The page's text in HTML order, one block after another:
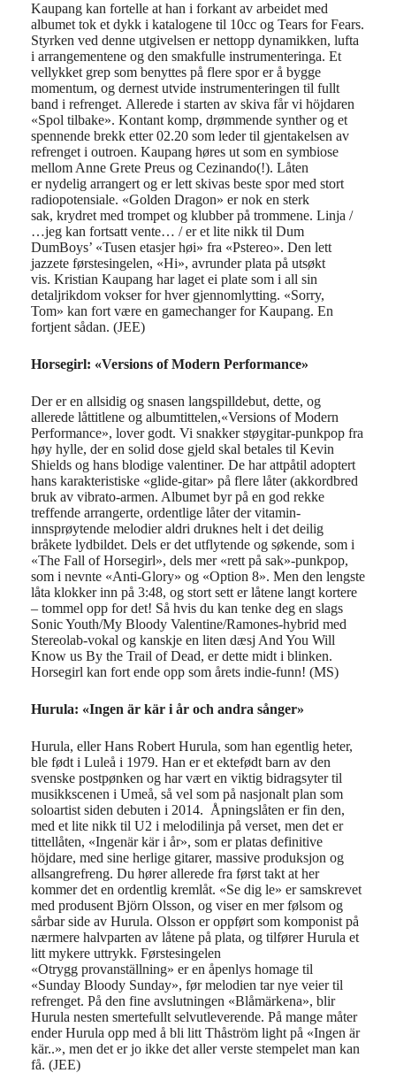
Kaupang kan fortelle at han i forkant av arbeidet med
albumet tok et dykk i katalogene til 10cc og Tears forFears.
Styrken ved denne utgivelsen er nettopp dynamikken, lufta
i arrangementene og den smakfulle instrumenteringa. Et
vellykket grep som benyttes på flere spor er å bygge
momentum, og dernest utvide instrumenteringen til fullt
band i refrenget. Allerede i starten av skiva får vi höjdaren
«Spol tilbake». Kontant komp, drømmende syntherog et
spennende brekk etter 02.20 som ledertil gjentakelsen av
refrenget i outroen. Kaupang høres ut som en symbiose
mellom Anne Grete Preus og Cezinando(!). Låten
ernydelig arrangert og er lett skivas beste spor med stort
radiopotensiale. «Golden Dragon» ernok en sterk
sak, krydret med trompet og klubber på trommene. Linja /
…jeg kan fortsatt vente… / er et lite nikk til Dum
DumBoys’ «Tusen etasjerhøi» fra «Pstereo». Den lett
jazzete førstesingelen, «Hi», avrunder plata på utsøkt
vis. Kristian Kaupang har laget ei plate som i all sin
detaljrikdom vokser for hver gjennomlytting. «Sorry,
Tom» kan fort være en gamechanger for Kaupang. En
fortjent sådan. (JEE)
Horsegirl: «Versions of Modern Performance»
Der er en allsidig og snasen langspilldebut, dette, og
allerede låttitlene og albumtittelen,«Versions of Modern
Performance», lover godt. Vi snakker støygitar-punkpop fra
høy hylle, der en solid dose gjeld skal betales til Kevin
Shields og hans blodige valentiner. De har attpåtil adoptert
hans karakteristiske «glide-gitar» på flere låter (akkordbred
bruk av vibrato-armen. Albumet byr på en god rekke
treffende arrangerte, ordentlige låter der vitamin-
innsprøytende melodier aldri druknes helt i det deilig
bråkete lydbildet. Dels er det utflytende og søkende, som i
«The Fall of Horsegirl», dels mer «rett på sak»-punkpop,
som i nevnte «Anti-Glory» og «Option 8». Men den lengste
låta klokker inn på 3:48, og stort sett er låtene langt kortere
– tommel opp for det! Så hvis du kan tenke deg en slags
Sonic Youth/My Bloody Valentine/Ramones-hybrid med
Stereolab-vokal og kanskje en liten dæsj And You Will
Know us By the Trail of Dead, er dette midt i blinken.
Horsegirl kan fort ende opp som årets indie-funn! (MS)
Hurula: «Ingen är kär i år och andra sånger»
Hurula, ellerHans Robert Hurula, som han egentlig heter,
ble født i Luleå i 1979. Han er et ektefødt barn av den
svenske postpønken og harvært en viktig bidragsytertil
musikkscenen i Umeå, så vel som på nasjonalt plan som
soloartist siden debuten i 2014. Åpningslåten er fin den,
med et lite nikk til U2 i melodilinja på verset, men det er
tittellåten, «Ingenärkäri år», som er platas definitive
höjdare, med sine herlige gitarer, massive produksjon og
allsangrefreng. Du hørerallerede fra først takt at her
kommer det en ordentlig kremlåt. «Se dig le» er samskrevet
med produsent Björn Olsson, og viser en mer følsom og
sårbarside av Hurula. Olsson er oppført som komponist på
nærmere halvparten av låtene på plata, og tilførerHurula et
litt mykere uttrykk. Førstesingelen
«Otrygg provanställning» er en åpenlys homage til
«Sunday Bloody Sunday», førmelodien tar nye veiertil
refrenget. På den fine avslutningen «Blåmärkena», blir
Hurula nesten smertefullt selvutleverende. På mange måter
enderHurula opp med å bli litt Thåström light på «Ingen är
kär..», men det er jo ikke det aller verste stempelet man kan
få. (JEE)